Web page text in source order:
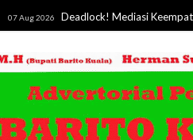
Deadlock! Mediasi Keempat Sengketa